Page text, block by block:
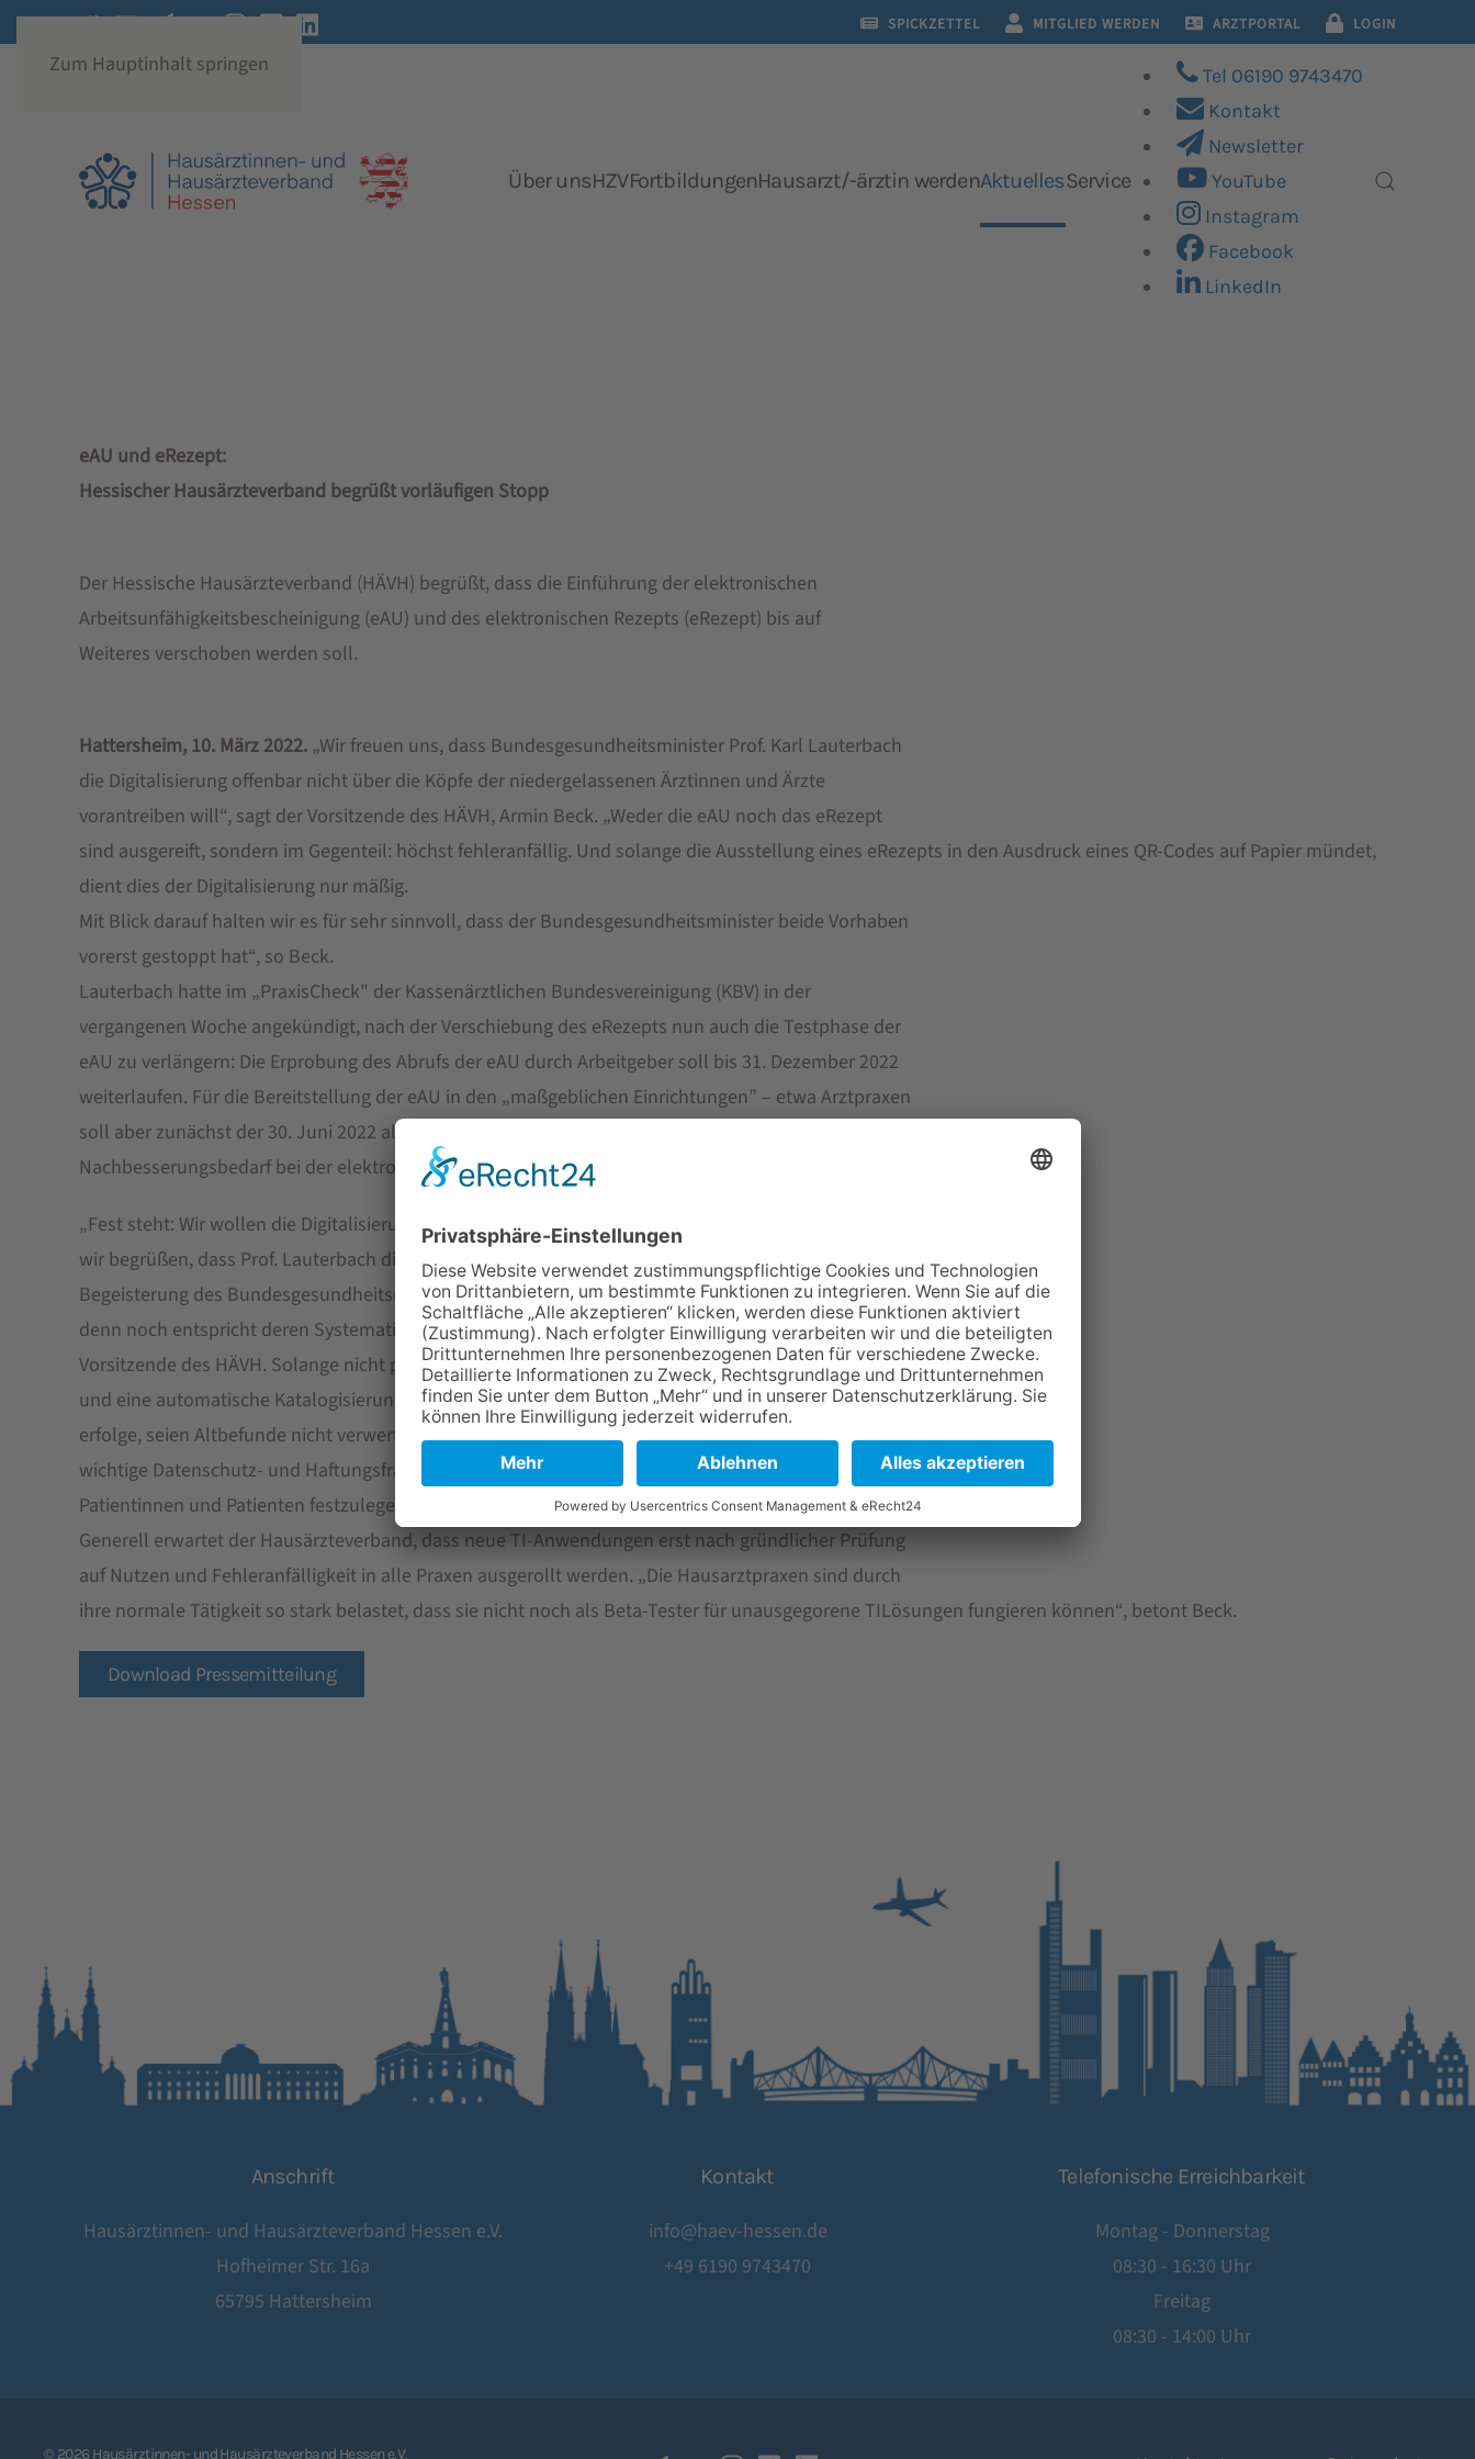
Zum Hauptinhalt springen
SPICKZETTEL MITGLIED WERDEN ARZTPORTAL LOGIN
Über unsHZVFortbildungenHausarzt/-ärztin werdenAktuellesService
Tel 06190 9743470
Kontakt
Newsletter
YouTube
Instagram
Facebook
LinkedIn
eAU und eRezept:
Hessischer Hausärzteverband begrüßt vorläufigen Stopp
Der Hessische Hausärzteverband (HÄVH) begrüßt, dass die Einführung der elektronischen
Arbeitsunfähigkeitsbescheinigung (eAU) und des elektronischen Rezepts (eRezept) bis auf
Weiteres verschoben werden soll.
Hattersheim, 10. März 2022. „Wir freuen uns, dass Bundesgesundheitsminister Prof. Karl Lauterbach
die Digitalisierung offenbar nicht über die Köpfe der niedergelassenen Ärztinnen und Ärzte
vorantreiben will“, sagt der Vorsitzende des HÄVH, Armin Beck. „Weder die eAU noch das eRezept
sind ausgereift, sondern im Gegenteil: höchst fehleranfällig. Und solange die Ausstellung eines eRezepts in den Ausdruck eines QR-Codes auf Papier mündet,
dient dies der Digitalisierung nur mäßig.
Mit Blick darauf halten wir es für sehr sinnvoll, dass der Bundesgesundheitsminister beide Vorhaben
vorerst gestoppt hat“, so Beck.
Lauterbach hatte im „PraxisCheck" der Kassenärztlichen Bundesvereinigung (KBV) in der
vergangenen Woche angekündigt, nach der Verschiebung des eRezepts nun auch die Testphase der
eAU zu verlängern: Die Erprobung des Abrufs der eAU durch Arbeitgeber soll bis 31. Dezember 2022
weiterlaufen. Für die Bereitstellung der eAU in den „maßgeblichen Einrichtungen” – etwa Arztpraxen
soll aber zunächst der 30. Juni 2022 als Stichtag bestehen bleiben.
Nachbesserungsbedarf bei der elektronischen Patientenakte
„Fest steht: Wir wollen die Digitalisierung nicht bremsen, wir sind keineswegs gegen e-Lösungen und
wir begrüßen, dass Prof. Lauterbach dies erkannt hat“, so Beck. „Allerdings teilen wir die
Begeisterung des Bundesgesundheitsministers für die elektronische Patientenakte derzeit nicht,
denn noch entspricht deren Systematik einer Lose-Blatt-Sammlung im Schuhkarton“, kritisiert der
Vorsitzende des HÄVH. Solange nicht per optical character recognition (OCR) eine Texterkennung
und eine automatische Katalogisierung zumindest nach Datum und Fachgebiet des Absenders
erfolge, seien Altbefunde nicht verwertbar, stellt der HÄVH-Vorsitzende klar. Nicht zuletzt seien
wichtige Datenschutz- und Haftungsfragen etwa beim Thema Zugriffsmöglichkeiten, die durch die
Patientinnen und Patienten festzulegen seien, nicht geklärt, so Beck weiter.
Generell erwartet der Hausärzteverband, dass neue TI-Anwendungen erst nach gründlicher Prüfung
auf Nutzen und Fehleranfälligkeit in alle Praxen ausgerollt werden. „Die Hausarztpraxen sind durch
ihre normale Tätigkeit so stark belastet, dass sie nicht noch als Beta-Tester für unausgegorene TILösungen fungieren können“, betont Beck.
Download Pressemitteilung
Anschrift
Hausärztinnen- und Hausärzteverband Hessen e.V.
Hofheimer Str. 16a
65795 Hattersheim
Kontakt
info@haev-hessen.de
+49 6190 9743470
Telefonische Erreichbarkeit
Montag - Donnerstag
08:30 - 16:30 Uhr
Freitag
08:30 - 14:00 Uhr
© 2026 Hausärztinnen- und Hausärzteverband Hessen e.V.